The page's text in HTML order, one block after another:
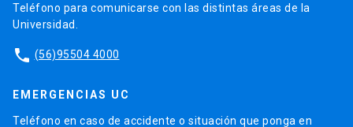
Teléfono para comunicarse con las distintas áreas de la
Universidad.
phone (56)95504 4000
EMERGENCIAS UC
Teléfono en caso de accidente o situación que ponga en